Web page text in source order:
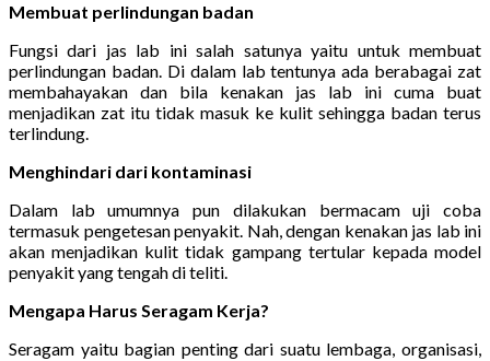
Membuat perlindungan badan
Fungsi dari jas lab ini salah satunya yaitu untuk membuat
perlindungan badan. Di dalam lab tentunya ada berabagai zat
membahayakan dan bila kenakan jas lab ini cuma buat
menjadikan zat itu tidak masuk ke kulit sehingga badan terus
terlindung.
Menghindari dari kontaminasi
Dalam lab umumnya pun dilakukan bermacam uji coba
termasuk pengetesan penyakit. Nah, dengan kenakan jas lab ini
akan menjadikan kulit tidak gampang tertular kepada model
penyakit yang tengah di teliti.
Mengapa Harus Seragam Kerja?
Seragam yaitu bagian penting dari suatu lembaga, organisasi,